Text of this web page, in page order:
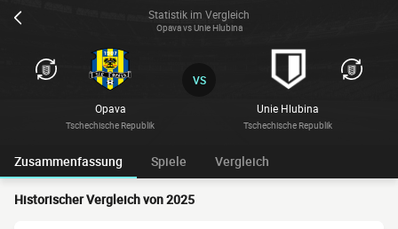
Statistik im Vergleich
Opava vs Unie Hlubina
Opava
Tschechische Republik
Unie Hlubina
Tschechische Republik
VS
Zusammenfassung Spiele Vergleich
Historischer Vergleich von 2025